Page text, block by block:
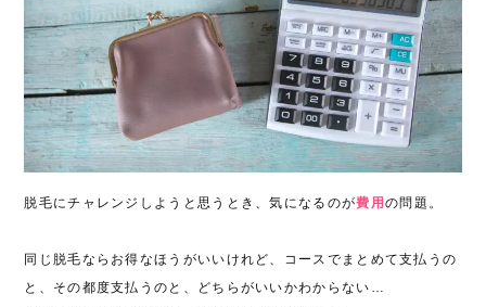
脱毛にチャレンジしようと思うとき、気になるのが費用 の問題。
同じ脱毛ならお得なほうがいいけれど、コースでまとめて支払うの
と、その都度支払うのと、どちらがいいかわからない…